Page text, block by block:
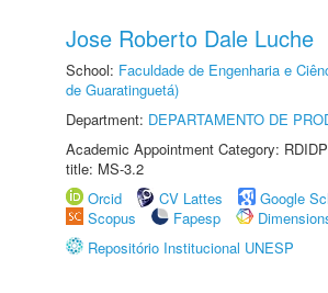
Jose Roberto Dale Luche
School: Faculdade de Engenharia e
de Guaratinguetá)
Department: DEPARTAMENTO DE
Academic Appointment Category:
title: MS-3.2
Orcid
CV Lattes
Google
Scopus
Fapesp
Repositório Institucional UNESP